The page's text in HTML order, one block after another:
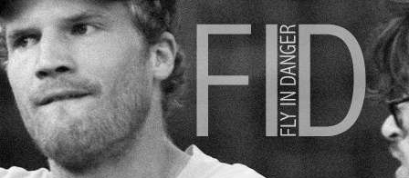
fly in danger | disc sports